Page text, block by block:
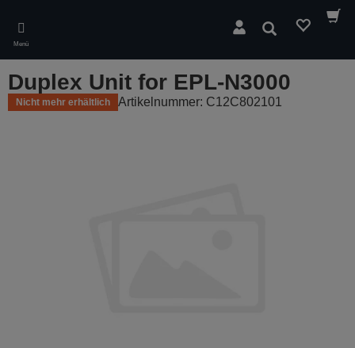
main
content
Menü
Suchen
Duplex Unit for EPL-N3000
Nicht mehr erhältlich Artikelnummer: C12C802101